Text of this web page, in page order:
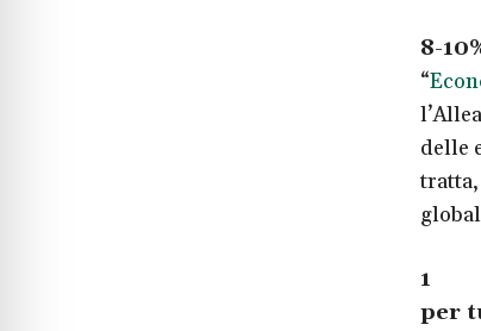
8-
“
delle
1
per